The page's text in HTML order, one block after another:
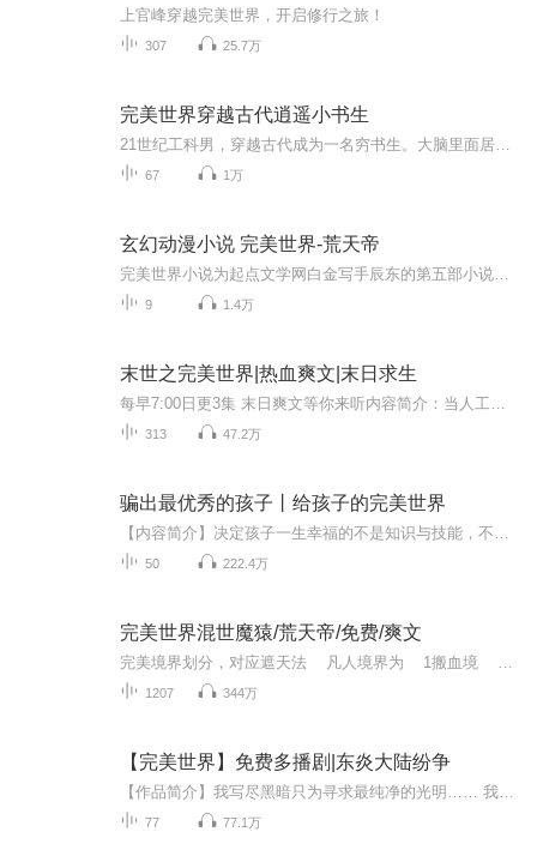
上官峰穿越完美世界，开启修行之旅！
307 25.7万
完美世界穿越古代逍遥小书生
67 1万
玄幻动漫小说 完美世界-荒天帝
9 1.4万
末世之完美世界|热血爽文|末日求生
313 47.2万
骗出最优秀的孩子丨给孩子的完美世界
50 222.4万
完美世界混世魔猿/荒天帝/免费/爽文
1207 344万
【完美世界】免费多播剧|东炎大陆纷争
77 77.1万